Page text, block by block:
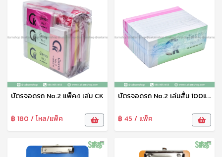
บัตรจอดรถ No.2 แพ็ค4 เล่ม CK
฿ 180 / โหล/แพ็ค
บัตรจอดรถ No.2 เล่มสั้น 100แผ่น CK
฿ 45 / แพ็ค